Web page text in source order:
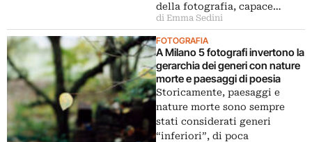
della fotografia, capace…
di Emma Sedini
FOTOGRAFIA
A Milano 5 fotografi invertono la
gerarchia dei generi con nature
morte e paesaggi di poesia
Storicamente, paesaggi e
nature morte sono sempre
stati considerati generi
“inferiori”, di poca